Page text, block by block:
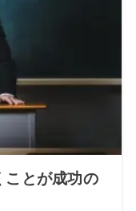
ことが成功の